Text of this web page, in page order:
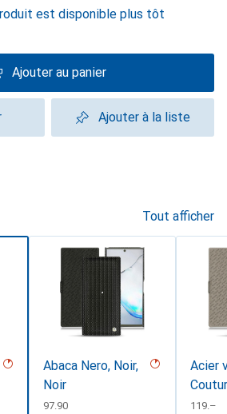
est disponible plus tôt
Ajouter au panier
Ajouter à la liste
Tout afficher
Abaca Nero, Noir,
Noir
CHF
97.90
Acier
CHF
119.–